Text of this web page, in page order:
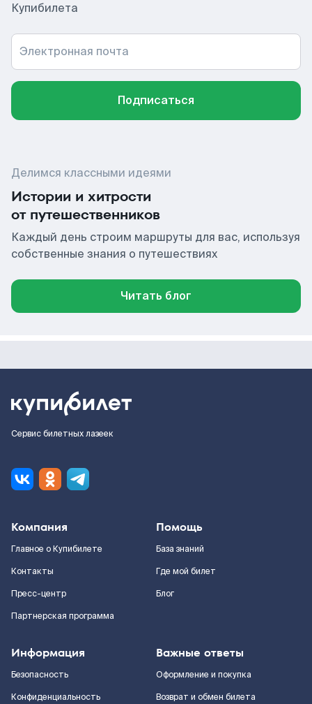
Купибилета
Электронная почта
Подписаться
Делимся классными идеями
Истории и хитрости
от путешественников
Каждый день строим маршруты для вас, используя
собственные знания о путешествиях
Читать блог
Сервис билетных лазеек
Компания
Главное о Купибилете
Контакты
Пресс-центр
Партнерская программа
Помощь
База знаний
Где мой билет
Блог
Информация
Безопасность
Конфиденциальность
Важные ответы
Оформление и покупка
Возврат и обмен билета